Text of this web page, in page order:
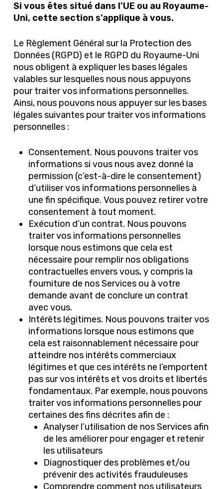
Si vous êtes situé dans l’UE ou au Royaume-
Uni, cette section s’applique à vous.
Le Règlement Général sur la Protection des
Données (RGPD) et le RGPD du Royaume-Uni
nous obligent à expliquer les bases légales
valables sur lesquelles nous nous appuyons
pour traiter vos informations personnelles.
Ainsi, nous pouvons nous appuyer sur les bases
légales suivantes pour traiter vos informations
personnelles :
Consentement. Nous pouvons traiter vos
informations si vous nous avez donné la
permission (c’est-à-dire le consentement)
d’utiliser vos informations personnelles à
une fin spécifique. Vous pouvez retirer votre
consentement à tout moment.
Exécution d’un contrat. Nous pouvons
traiter vos informations personnelles
lorsque nous estimons que cela est
nécessaire pour remplir nos obligations
contractuelles envers vous, y compris la
fourniture de nos Services ou à votre
demande avant de conclure un contrat
avec vous.
Intérêts légitimes. Nous pouvons traiter vos
informations lorsque nous estimons que
cela est raisonnablement nécessaire pour
atteindre nos intérêts commerciaux
légitimes et que ces intérêts ne l’emportent
pas sur vos intérêts et vos droits et libertés
fondamentaux. Par exemple, nous pouvons
traiter vos informations personnelles pour
certaines des fins décrites afin de :
Analyser l’utilisation de nos Services afin
de les améliorer pour engager et retenir
les utilisateurs
Diagnostiquer des problèmes et/ou
prévenir des activités frauduleuses
Comprendre comment nos utilisateurs